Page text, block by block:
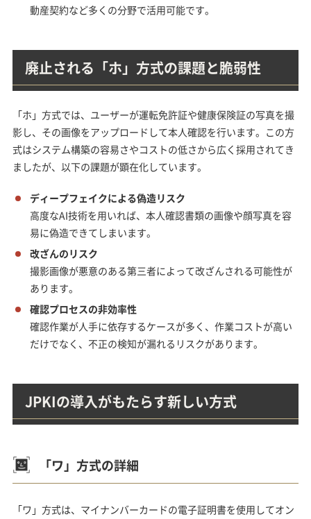
動産契約など多くの分野で活用可能です。
廃止される「ホ」方式の課題と脆弱性
「ホ」方式では、ユーザーが運転免許証や健康保険証の写真を撮
影し、その画像をアップロードして本人確認を行います。この方
式はシステム構築の容易さやコストの低さから広く採用されてき
ましたが、以下の課題が顕在化しています。
ディープフェイクによる偽造リスク
高度なAI技術を用いれば、本人確認書類の画像や顔写真を容
易に偽造できてしまいます。
改ざんのリスク
撮影画像が悪意のある第三者によって改ざんされる可能性が
あります。
確認プロセスの非効率性
確認作業が人手に依存するケースが多く、作業コストが高い
だけでなく、不正の検知が漏れるリスクがあります。
JPKIの導入がもたらす新しい方式
「ワ」方式の詳細
「ワ」方式は、マイナンバーカードの電子証明書を使用してオン